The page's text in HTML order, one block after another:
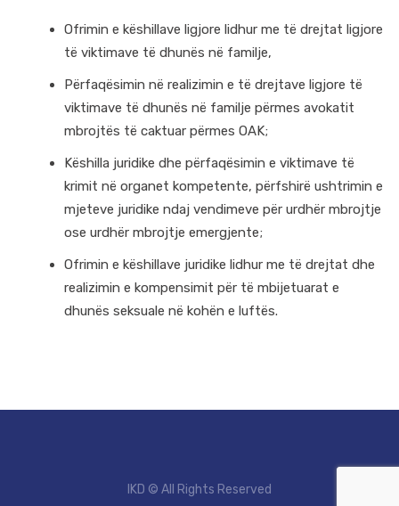
Ofrimin e këshillave ligjore lidhur me të drejtat ligjore
të viktimave të dhunës në familje,
Përfaqësimin në realizimin e të drejtave ligjore të
viktimave të dhunës në familje përmes avokatit
mbrojtës të caktuar përmes OAK;
Këshilla juridike dhe përfaqësimin e viktimave të
krimit në organet kompetente, përfshirë ushtrimin e
mjeteve juridike ndaj vendimeve për urdhër mbrojtje
ose urdhër mbrojtje emergjente;
Ofrimin e këshillave juridike lidhur me të drejtat dhe
realizimin e kompensimit për të mbijetuarat e
dhunës seksuale në kohën e luftës.
IKD © All Rights Reserved